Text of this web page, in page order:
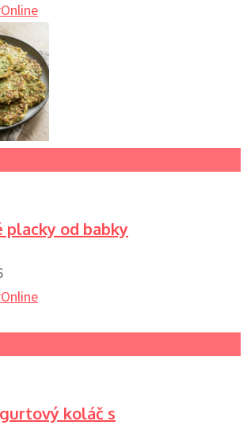
placky od babky
koláč s